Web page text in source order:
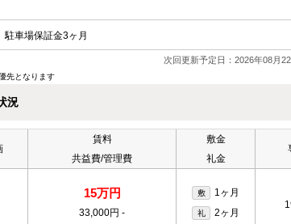
駐車場保証金3ヶ月
次回更新予定日：2026年08月22
先となります
況
賃料
共益費/管理費
敷金
礼金
15万円
33,000円 -
敷 1ヶ月
礼 2ヶ月